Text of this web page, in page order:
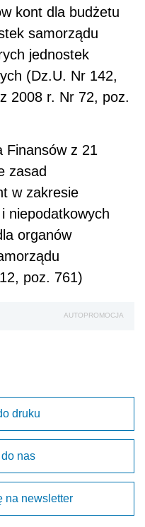
kont dla budżetu
samorządu
jednostek
(Dz.U. Nr 142,
2008 r. Nr 72, poz.
Finansów z 21
zasad
w zakresie
niepodatkowych
organów
poz. 761)
AUTOPROMOCJA
druku
nas
na newsletter